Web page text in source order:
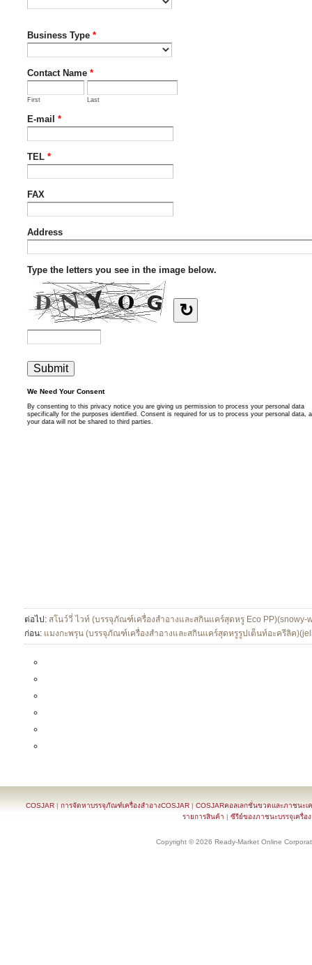
ต่อไป: สโนว์วี่ ไวท์ (บรรจุภัณฑ์เครื่องสำอางและสกินแคร์สุดหรู Eco PP)(snowy-
ก่อน: แมงกะพรุน (บรรจุภัณฑ์เครื่องสำอางและสกินแคร์สุดหรูรูปเต็นท์อะครีลิค
COSJAR | การจัดหาบรรจุภัณฑ์เครื่องสำอางCOSJAR | COSJARคอลเลกชั่นขวดและภาชนะเ
รายการสินค้า | ซีรีย์ของภาชนะบรรจุเครื่อ
Copyright © 2026 Ready-Market Online